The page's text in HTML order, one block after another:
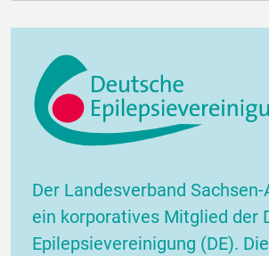
Der Landesverband
ein korporatives Mitglied der
Epilepsievereinigung (DE).